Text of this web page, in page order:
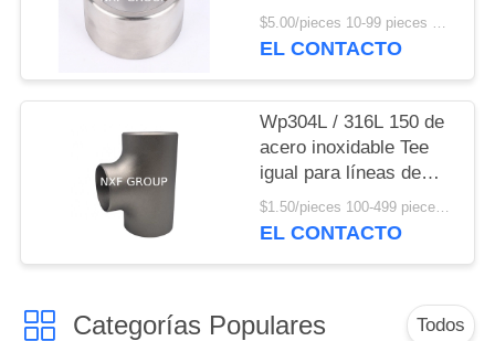
PRIVACIDAD
acero inoxidable Tipo
de fundición de
y personalizable
$5.00/pieces 10-99 pieces MOQ:10 piezas
EL CONTACTO
Wp304L / 316L 150 de
acero inoxidable Tee
igual para líneas de
tubería Conexión de
soldadura Conexión de
$1.50/pieces 100-499 pieces MOQ:100 piezas
EL CONTACTO
Categorías Populares Todos